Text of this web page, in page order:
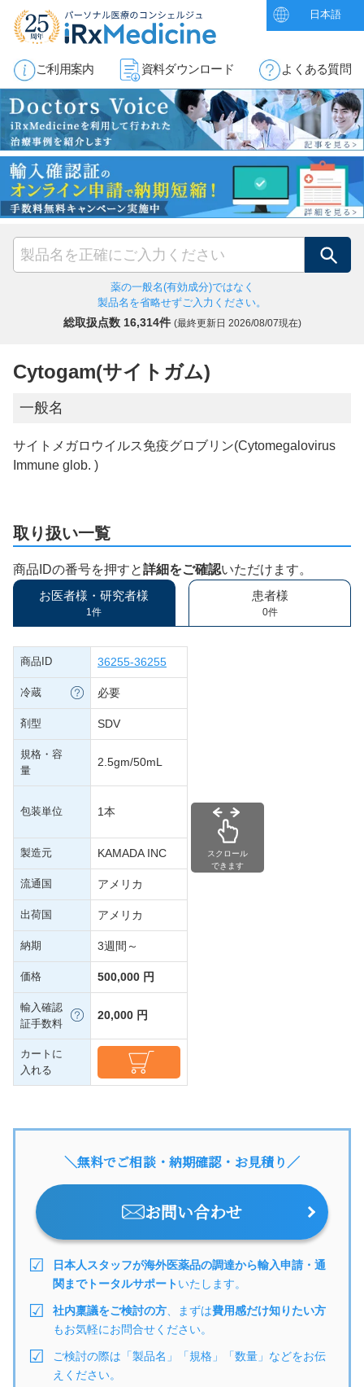
日本語
ご利用案内 資料ダウンロード よくある質問
検索
薬の一般名(有効成分)ではなく
製品名を省略せずご入力ください。
総取扱点数 16,314件 (最終更新日 2026/08/07現在)
Cytogam(サイトガム)
一般名
サイトメガロウイルス免疫グロブリン(Cytomegalovirus
Immune glob. )
取り扱い一覧
商品IDの番号を押すと詳細をご確認いただけます。
お医者様・研究者様
1件
患者様
0件
商品ID 36255-36255
冷蔵 必要
剤型 SDV
規格・容
量
2.5gm/50mL
包装単位 1本
製造元 KAMADA INC
流通国 アメリカ
出荷国 アメリカ
納期 3週間～
価格 500,000 円
輸入確認
証手数料
20,000 円
カートに
入れる
スクロール
できます
＼無料でご相談・納期確認・お見積り／
お問い合わせ
日本人スタッフが海外医薬品の調達から輸入申請・通
関までトータルサポートいたします。
社内稟議をご検討の方 、まずは費用感だけ知りたい方
もお気軽にお問合せください。
ご検討の際は「製品名」「規格」「数量」などをお伝
えください。